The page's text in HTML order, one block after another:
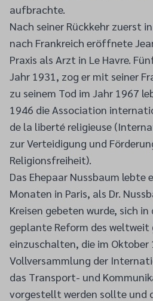
aufbrachte.
Nach seiner Rückkehr zuerst
nach Frankreich eröffnete
Praxis als Arzt in Le Havre.
Jahr 1931, zog er mit seiner
zu seinem Tod im Jahr 1967
1946 die Association
de la liberté religieuse
zur Verteidigung und
Religionsfreiheit).
Das Ehepaar Nussbaum lebte
Monaten in Paris, als Dr.
Kreisen gebeten wurde, sich
geplante Reform des weltweit
einzuschalten, die im Oktober
Vollversammlung der
das Transport- und
vorgestellt werden sollte und